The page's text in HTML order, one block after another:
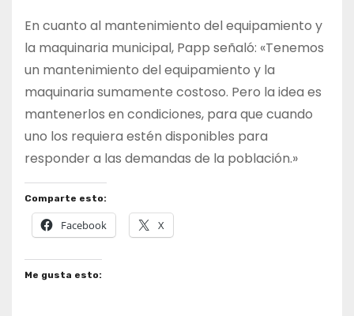
En cuanto al mantenimiento del equipamiento y
la maquinaria municipal, Papp señaló: «Tenemos
un mantenimiento del equipamiento y la
maquinaria sumamente costoso. Pero la idea es
mantenerlos en condiciones, para que cuando
uno los requiera estén disponibles para
responder a las demandas de la población.»
Comparte esto:
Facebook X
Me gusta esto: